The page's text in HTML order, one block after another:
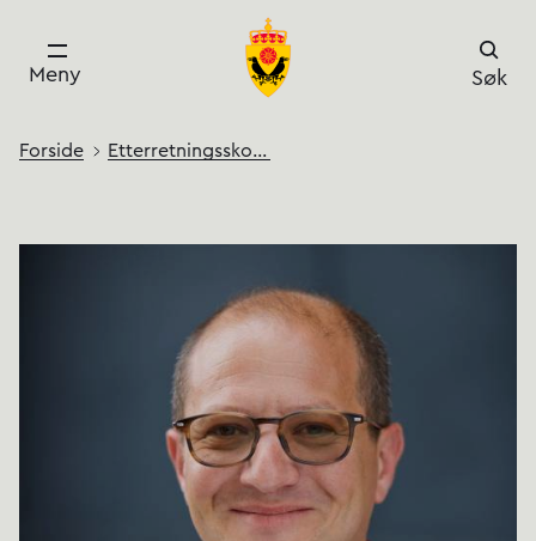
Meny Søk
Forside Etterretnings­­skolen